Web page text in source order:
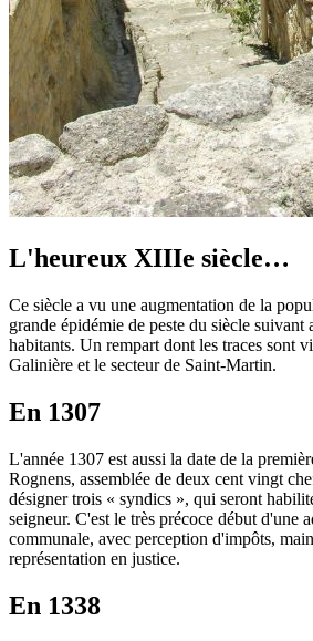
L'heureux XIIIe siècle…
Ce siècle a vu une augmentation de la
grande épidémie de peste du siècle suivant
habitants. Un rempart dont les traces sont
Galinière et le secteur de Saint-Martin.
En 1307
L'année 1307 est aussi la date de la
Rognens, assemblée de deux cent vingt
désigner trois « syndics », qui seront
seigneur. C'est le très précoce début d'une
communale, avec perception d'impôts,
représentation en justice.
En 1338